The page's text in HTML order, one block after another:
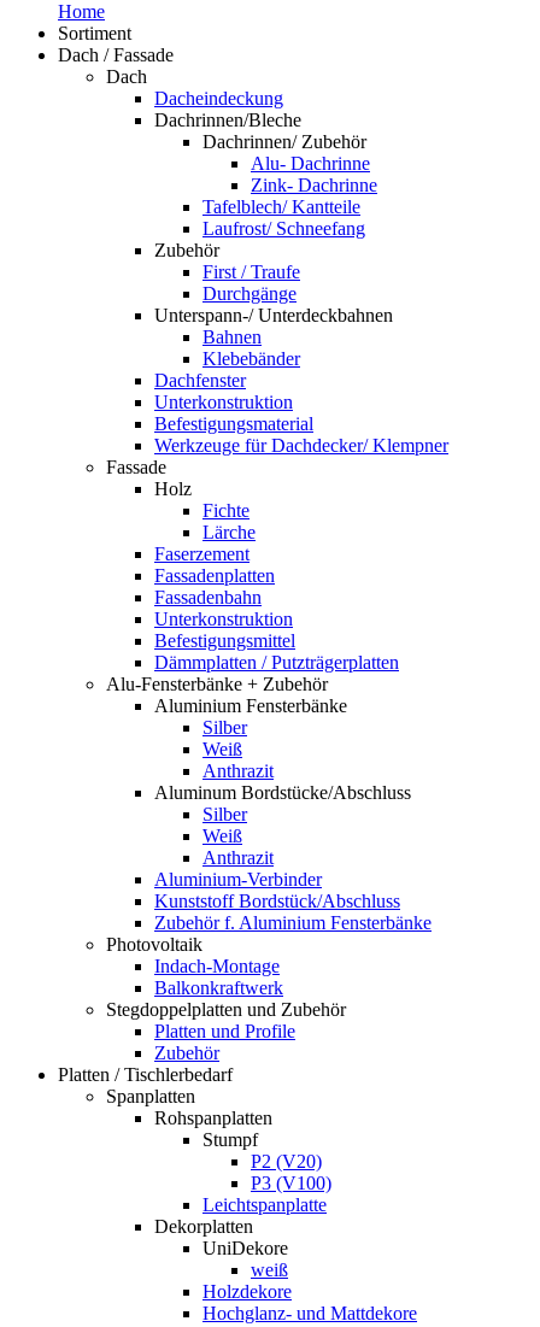
Home
Sortiment
Dach / Fassade
Dach
Dacheindeckung
Dachrinnen/Bleche
Dachrinnen/ Zubehör
Alu- Dachrinne
Zink- Dachrinne
Tafelblech/ Kantteile
Laufrost/ Schneefang
Zubehör
First / Traufe
Durchgänge
Unterspann-/ Unterdeckbahnen
Bahnen
Klebebänder
Dachfenster
Unterkonstruktion
Befestigungsmaterial
Werkzeuge für Dachdecker/ Klempner
Fassade
Holz
Fichte
Lärche
Faserzement
Fassadenplatten
Fassadenbahn
Unterkonstruktion
Befestigungsmittel
Dämmplatten / Putzträgerplatten
Alu-Fensterbänke + Zubehör
Aluminium Fensterbänke
Silber
Weiß
Anthrazit
Aluminum Bordstücke/Abschluss
Silber
Weiß
Anthrazit
Aluminium-Verbinder
Kunststoff Bordstück/Abschluss
Zubehör f. Aluminium Fensterbänke
Photovoltaik
Indach-Montage
Balkonkraftwerk
Stegdoppelplatten und Zubehör
Platten und Profile
Zubehör
Platten / Tischlerbedarf
Spanplatten
Rohspanplatten
Stumpf
P2 (V20)
P3 (V100)
Leichtspanplatte
Dekorplatten
UniDekore
weiß
Holzdekore
Hochglanz- und Mattdekore